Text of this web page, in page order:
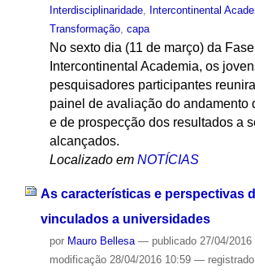
Interdisciplinaridade, Intercontinental
Transformação, capa
No sexto dia (11 de março) da
Intercontinental Academia, os
pesquisadores participantes
painel de avaliação do andamento
e de prospecção dos resultados a
alcançados.
Localizado em NOTÍCIAS
As características e perspectivas
vinculados a universidades
por Mauro Bellesa — publicado27/04/2016
modificação28/04/2016 10:59 —